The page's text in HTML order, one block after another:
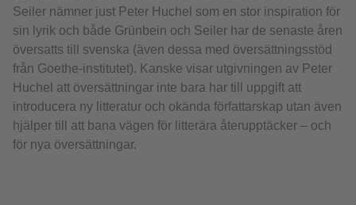
Seiler nämner just Peter Huchel som en stor inspiration för
sin lyrik och både Grünbein och Seiler har de senaste åren
översatts till svenska (även dessa med översättningsstöd
från Goethe-institutet). Kanske visar utgivningen av Peter
Huchel att översättningar inte bara har till uppgift att
introducera ny litteratur och okända författarskap utan även
hjälper till att bana vägen för litterära återupptäcker – och
för nya översättningar.